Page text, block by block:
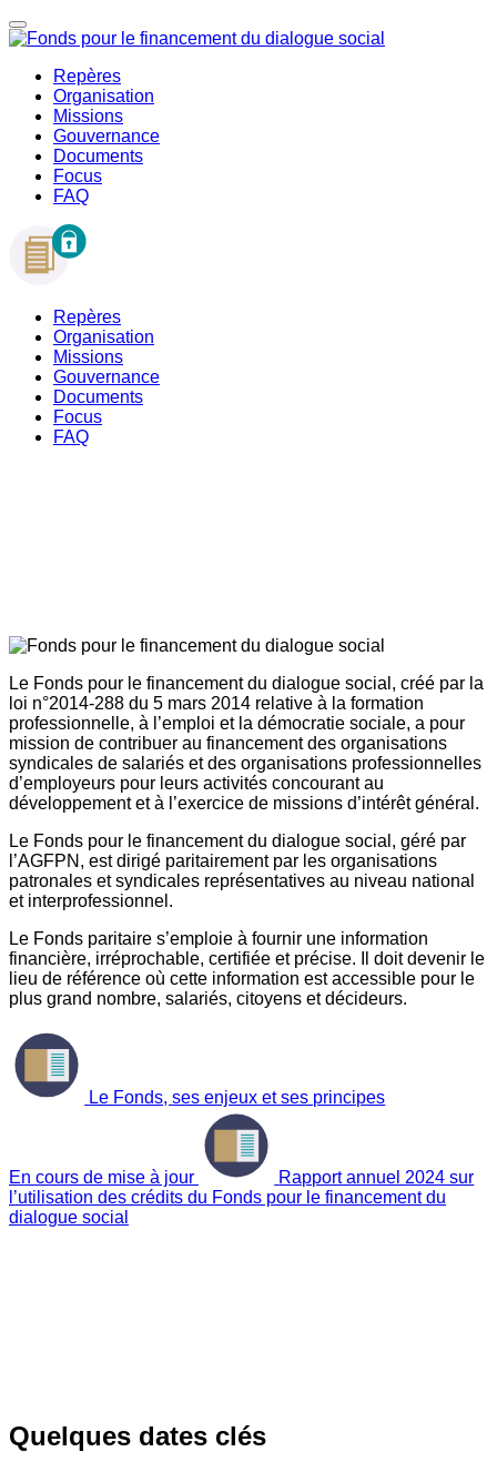
Repères
Organisation
Missions
Gouvernance
Documents
Focus
FAQ
Repères
Organisation
Missions
Gouvernance
Documents
Focus
FAQ
Le Fonds pour le financement du dialogue social, créé par la
loi n°2014-288 du 5 mars 2014 relative à la formation
professionnelle, à l’emploi et la démocratie sociale, a pour
mission de contribuer au financement des organisations
syndicales de salariés et des organisations professionnelles
d’employeurs pour leurs activités concourant au
développement et à l’exercice de missions d’intérêt général.
Le Fonds pour le financement du dialogue social, géré par
l’AGFPN, est dirigé paritairement par les organisations
patronales et syndicales représentatives au niveau national
et interprofessionnel.
Le Fonds paritaire s’emploie à fournir une information
financière, irréprochable, certifiée et précise. Il doit devenir le
lieu de référence où cette information est accessible pour le
plus grand nombre, salariés, citoyens et décideurs.
Le Fonds, ses enjeux et ses principes
En cours de mise à jour
Rapport annuel 2024 sur
l’utilisation des crédits du Fonds pour le financement du
dialogue social
Quelques dates clés